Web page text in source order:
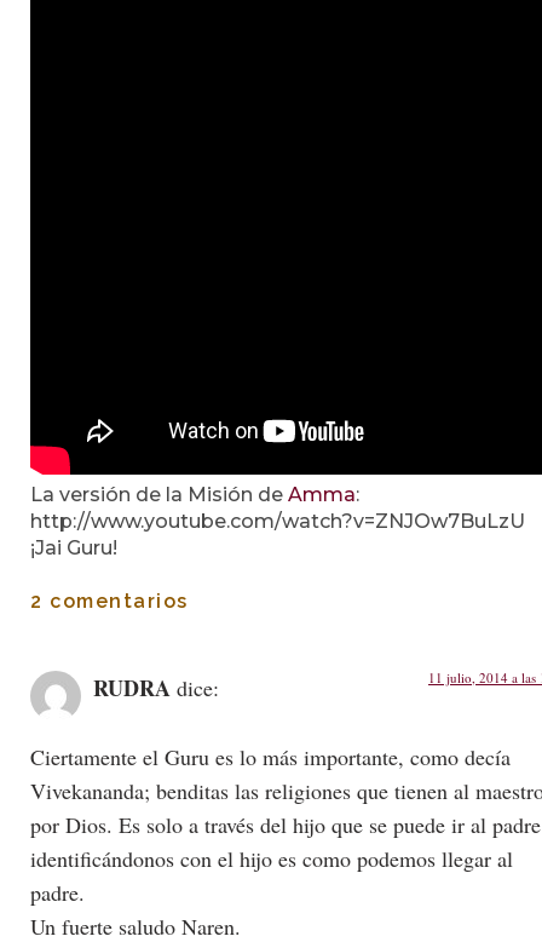
La versión de la Misión de Amma:
http://www.youtube.com/watch?v=ZNJOw7BuLzU
¡Jai Guru!
2 comentarios
RUDRA dice: 11 julio, 2014 a las
Ciertamente el Guru es lo más importante, como decía
Vivekananda; benditas las religiones que tienen al
por Dios. Es solo a través del hijo que se puede ir al
identificándonos con el hijo es como podemos llegar al
padre.
Un fuerte saludo Naren.